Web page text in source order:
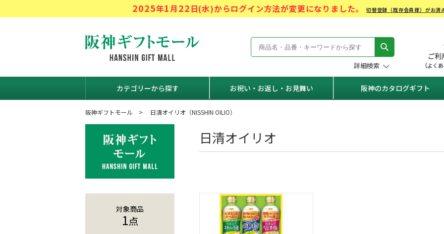
2025年1月22日(水)からログイン方法が変更になりました。切替登録（既存会員様）がお済
阪神ギフトモール Hanshin Gift Mall
詳細検索
カテゴリーから探す お祝い・お返し・お見舞い 阪神のカタログギフト
阪神ギフトモール 日清オイリオ（NISSHIN OILIO）
日清オイリオ
対象商品
1点